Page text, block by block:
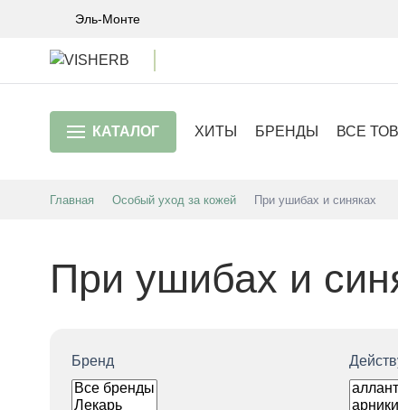
Эль-Монте
КАТАЛОГ ХИТЫ БРЕНДЫ ВСЕ
Главная Особый уход за кожей При ушибах и синяках
При ушибах и
Бренд